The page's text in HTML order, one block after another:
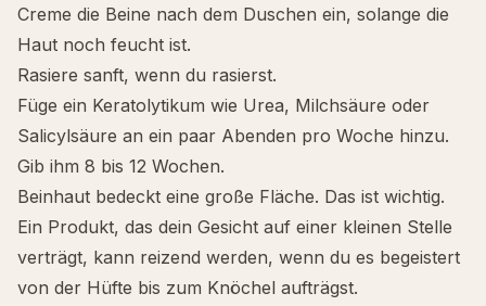
Creme die Beine nach dem Duschen ein, solange die
Haut noch feucht ist.
Rasiere sanft, wenn du rasierst.
Füge ein Keratolytikum wie Urea, Milchsäure oder
Salicylsäure an ein paar Abenden pro Woche hinzu.
Gib ihm 8 bis 12 Wochen.
Beinhaut bedeckt eine große Fläche. Das ist wichtig.
Ein Produkt, das dein Gesicht auf einer kleinen Stelle
verträgt, kann reizend werden, wenn du es begeistert
von der Hüfte bis zum Knöchel aufträgst.